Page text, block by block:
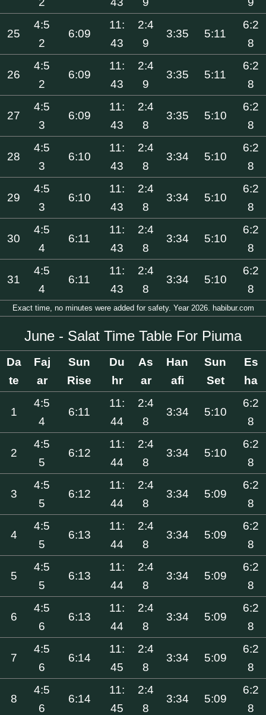
25
4:5
2
6:09
11:
43
2:4
9
3:35 5:11
6:2
8
26
4:5
2
6:09
11:
43
2:4
9
3:35 5:11
6:2
8
27
4:5
3
6:09
11:
43
2:4
8
3:35 5:10
6:2
8
28
4:5
3
6:10
11:
43
2:4
8
3:34 5:10
6:2
8
29
4:5
3
6:10
11:
43
2:4
8
3:34 5:10
6:2
8
30
4:5
4
6:11
11:
43
2:4
8
3:34 5:10
6:2
8
31
4:5
4
6:11
11:
43
2:4
8
3:34 5:10
6:2
8
Exact time, no minutes were added for safety. Year 2026. habibur.com
June - Salat Time Table For Piuma
Da
te
Faj
ar
Sun
Rise
Du
hr
As
ar
Han
afi
Sun
Set
Es
ha
1
4:5
4
6:11
11:
44
2:4
8
3:34 5:10
6:2
8
2
4:5
5
6:12
11:
44
2:4
8
3:34 5:10
6:2
8
3
4:5
5
6:12
11:
44
2:4
8
3:34 5:09
6:2
8
4
4:5
5
6:13
11:
44
2:4
8
3:34 5:09
6:2
8
5
4:5
5
6:13
11:
44
2:4
8
3:34 5:09
6:2
8
6
4:5
6
6:13
11:
44
2:4
8
3:34 5:09
6:2
8
7
4:5
6
6:14
11:
45
2:4
8
3:34 5:09
6:2
8
8
4:5
6
6:14
11:
45
2:4
8
3:34 5:09
6:2
8